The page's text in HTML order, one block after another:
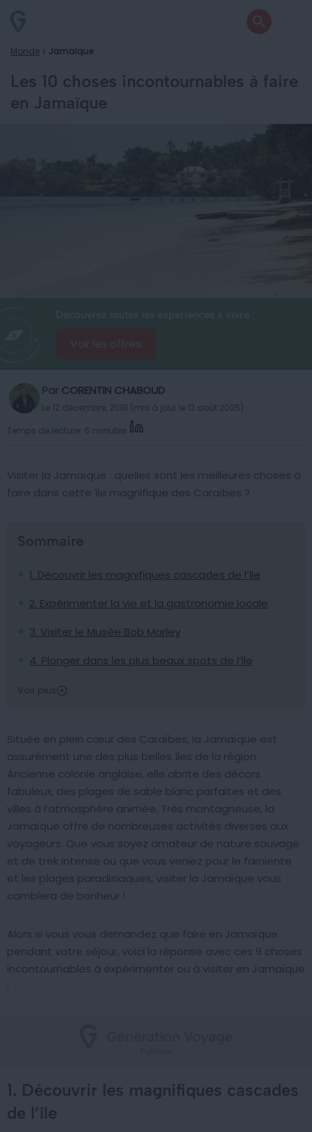
Monde Jamaïque
Les 10 choses incontournables à faire
en Jamaïque
Voir les offres
Par CORENTIN CHABOUD
Le 12 décembre, 2018 (mis à jour le 12 août 2025)
Temps de lecture: 6 minutes
Visiter la Jamaïque : quelles sont les meilleures choses à
faire dans cette île magnifique des Caraïbes ?
1. Découvrir les magnifiques cascades de l’île
2. Expérimenter la vie et la gastronomie locale
3. Visiter le Musée Bob Marley
4. Plonger dans les plus beaux spots de l’île
Voir plus
Située en plein cœur des Caraïbes, la Jamaïque est
assurément une des plus belles îles de la région.
Ancienne colonie anglaise, elle abrite des décors
fabuleux, des plages de sable blanc parfaites et des
villes à l’atmosphère animée. Très montagneuse, la
Jamaïque offre de nombreuses activités diverses aux
voyageurs. Que vous soyez amateur de nature sauvage
et de trek intense ou que vous veniez pour le farniente
et les plages paradisiaques, visiter la Jamaïque vous
comblera de bonheur !
Alors si vous vous demandez que faire en Jamaïque
pendant votre séjour, voici la réponse avec ces 9 choses
incontournables à expérimenter ou à visiter en Jamaïque
1. Découvrir les magnifiques cascades
de l’île